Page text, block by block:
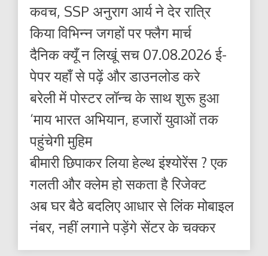
कवच, SSP अनुराग आर्य ने देर रात्रि
किया विभिन्न जगहों पर फ्लैग मार्च
दैनिक क्यूँ न लिखूं सच 07.08.2026 ई-
पेपर यहाँ से पढ़ें और डाउनलोड करे
बरेली में पोस्टर लॉन्च के साथ शुरू हुआ
‘माय भारत अभियान, हजारों युवाओं तक
पहुंचेगी मुहिम
बीमारी छिपाकर लिया हेल्थ इंश्योरेंस ? एक
गलती और क्लेम हो सकता है रिजेक्ट
अब घर बैठे बदलिए आधार से लिंक मोबाइल
नंबर, नहीं लगाने पड़ेंगे सेंटर के चक्कर